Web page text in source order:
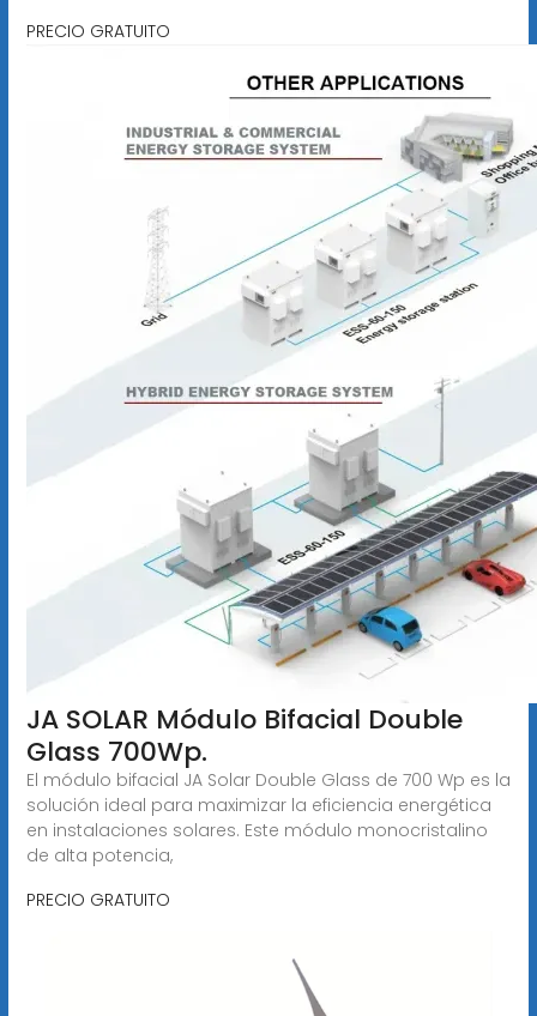
PRECIO GRATUITO
JA SOLAR Módulo Bifacial Double
Glass 700Wp.
El módulo bifacial JA Solar Double Glass de 700 Wp es la
solución ideal para maximizar la eficiencia energética
en instalaciones solares. Este módulo monocristalino
de alta potencia,
PRECIO GRATUITO